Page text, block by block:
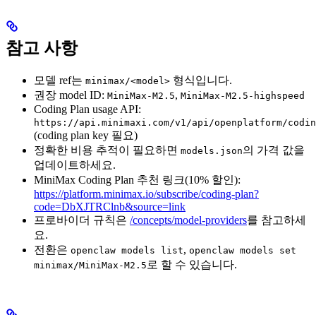
참고 사항
모델 ref는 minimax/<model> 형식입니다.
권장 model ID: MiniMax-M2.5, MiniMax-M2.5-highspeed
Coding Plan usage API:
https://api.minimaxi.com/v1/api/openplatform/
(coding plan key 필요)
정확한 비용 추적이 필요하면 models.json의 가격 값을
업데이트하세요.
MiniMax Coding Plan 추천 링크(10% 할인):
https://platform.minimax.io/subscribe/coding-plan?
code=DbXJTRClnb&source=link
프로바이더 규칙은 /concepts/model-providers를 참고하세
요.
전환은 openclaw models list, openclaw models set
minimax/MiniMax-M2.5 로 할 수 있습니다.